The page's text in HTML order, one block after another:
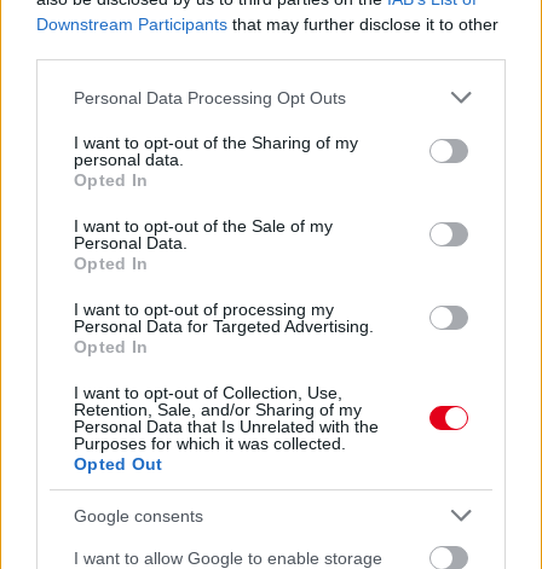
Downstream Participants that may further disclose it to other
Please note that this website/app uses one or more Google
not limited to your visit or usage behaviour. You may click to
grant or deny consent to Google and its third-party tags to
use your data for below specified purposes in below Google
consent section.
Personal Data Processing Opt Outs
I want to opt-out of the Sharing of my
personal data.
Opted In
I want to opt-out of the Sale of my
Personal Data.
Opted In
I want to opt-out of processing my
Personal Data for Targeted Advertising.
Opted In
I want to opt-out of Collection, Use,
Retention, Sale, and/or Sharing of my
Personal Data that Is Unrelated with the
Purposes for which it was collected.
Opted Out
Google consents
I want to allow Google to enable storage